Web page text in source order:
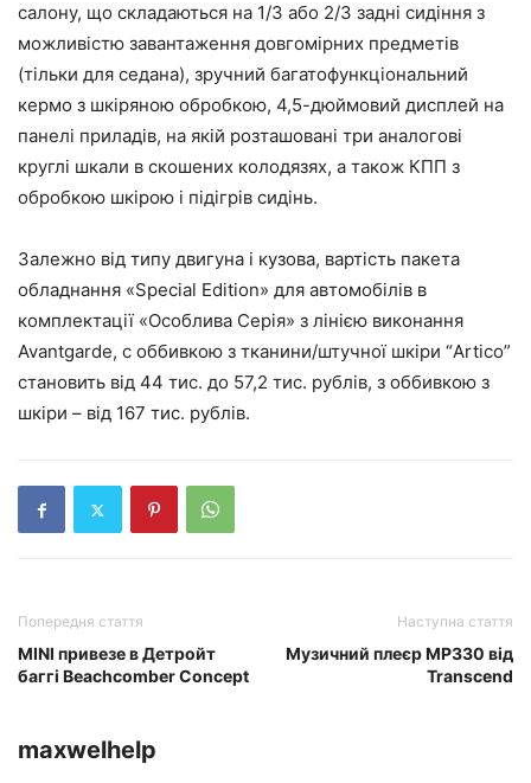
салону, що складаються на 1/3 або 2/3 задні сидіння з
можливістю завантаження довгомірних предметів
(тільки для седана), зручний багатофункціональний
кермо з шкіряною обробкою, 4,5-дюймовий дисплей на
панелі приладів, на якій розташовані три аналогові
круглі шкали в скошених колодязях, а також КПП з
обробкою шкірою і підігрів сидінь.
Залежно від типу двигуна і кузова, вартість пакета
обладнання «Special Edition» для автомобілів в
комплектації «Особлива Серія» з лінією виконання
Avantgarde, c оббивкою з тканини/штучної шкіри “Artico”
становить від 44 тис. до 57,2 тис. рублів, з оббивкою з
шкіри – від 167 тис. рублів.
Попередня стаття
MINI привезе в Детройт
баггі Beachcomber Concept
Наступна стаття
Музичний плеєр MP330 від
Transcend
maxwelhelp